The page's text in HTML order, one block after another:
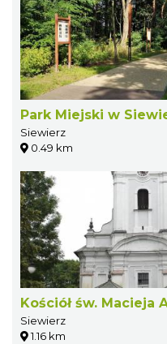
Park Miejski w
Siewierz
0.49 km
Kościół św. Macieja
Siewierz
1.16 km